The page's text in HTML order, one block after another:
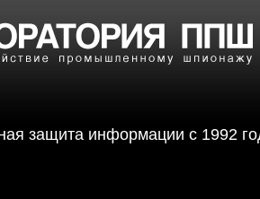
защита информации с